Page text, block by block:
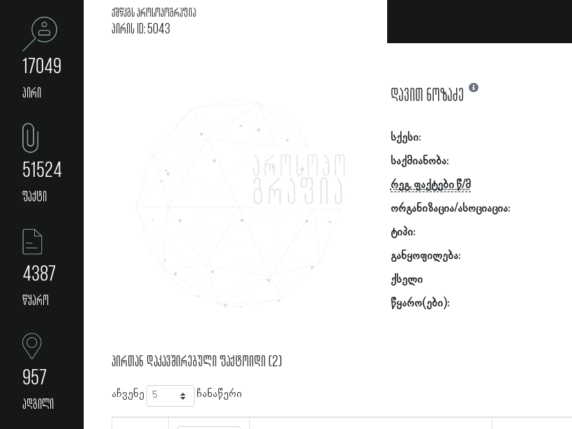
17049
პირი
51524
ფაქტი
4387
წყარო
957
ადგილი
ქშწკგს პროსოპოგრაფია
პირის ID: 5043
დავით ნოზაძე
სქესი:
საქმიანობა:
რეგ. ფაქტები წ/მ
ორგანიზაცია/ასოციაცია:
ტიპი:
განყოფილება:
ქსელი
წყარო(ები):
პირთან დაკავშირებული ფაქტოიდი (2)
აჩვენე ჩანაწერი